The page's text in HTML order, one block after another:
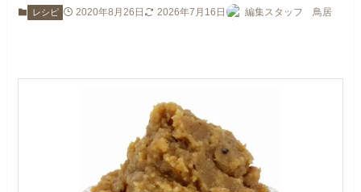
レシピ 2020年8月26日 2026年7月16日 編集スタッフ 鳥居